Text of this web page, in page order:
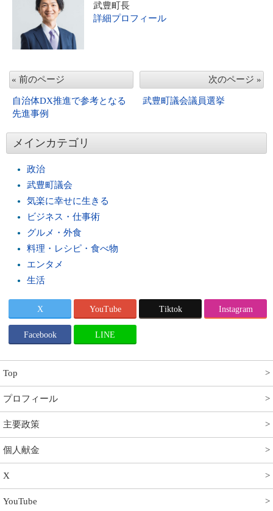
武豊町長
詳細プロフィール
« 前のページ
自治体DX推進で参考となる
先進事例
次のページ »
武豊町議会議員選挙
メインカテゴリ
政治
武豊町議会
気楽に幸せに生きる
ビジネス・仕事術
グルメ・外食
料理・レシピ・食べ物
エンタメ
生活
X YouTube Tiktok Instagram
Facebook LINE
Top
プロフィール
主要政策
個人献金
X
YouTube